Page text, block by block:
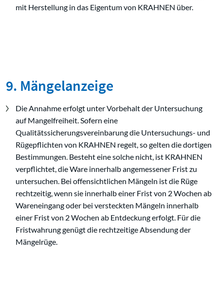
mit Herstellung in das Eigentum von KRAHNEN über.
9. Mängelanzeige
Die Annahme erfolgt unter Vorbehalt der Untersuchung
auf Mangelfreiheit. Sofern eine
Qualitätssicherungsvereinbarung die Untersuchungs- und
Rügepflichten von KRAHNEN regelt, so gelten die dortigen
Bestimmungen. Besteht eine solche nicht, ist KRAHNEN
verpflichtet, die Ware innerhalb angemessener Frist zu
untersuchen. Bei offensichtlichen Mängeln ist die Rüge
rechtzeitig, wenn sie innerhalb einer Frist von 2 Wochen ab
Wareneingang oder bei versteckten Mängeln innerhalb
einer Frist von 2 Wochen ab Entdeckung erfolgt. Für die
Fristwahrung genügt die rechtzeitige Absendung der
Mängelrüge.